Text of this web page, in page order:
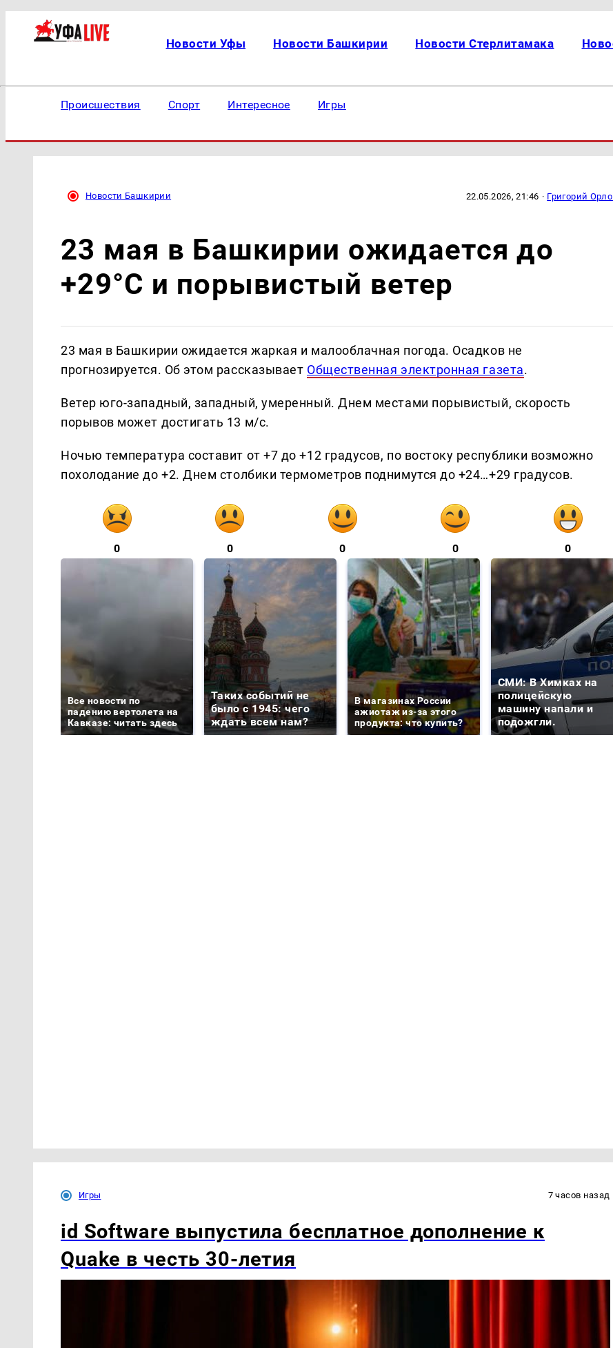
Новости Уфы Новости Башкирии Новости Стерлитамака
Происшествия Спорт Интересное Игры
Новости Башкирии 22.05.2026, 21:46 · Григорий
23 мая в Башкирии ожидается до
+29°C и порывистый ветер
23 мая в Башкирии ожидается жаркая и малооблачная погода. Осадков не
прогнозируется. Об этом рассказывает Общественная электронная газета.
Ветер юго-западный, западный, умеренный. Днем местами порывистый, скорость
порывов может достигать 13 м/с.
Ночью температура составит от +7 до +12 градусов, по востоку республики возможно
похолодание до +2. Днем столбики термометров поднимутся до +24…+29 градусов.
0 0 0 0 0
Все новости по
падению вертолета на
Кавказе: читать здесь
Таких событий не
было с 1945: чего
ждать всем нам?
В магазинах России
ажиотаж из-за этого
продукта: что купить?
СМИ: В Химках на
полицейскую
машину напали и
подожгли.
Игры 7 часов назад
id Software выпустила бесплатное дополнение к
Quake в честь 30-летия